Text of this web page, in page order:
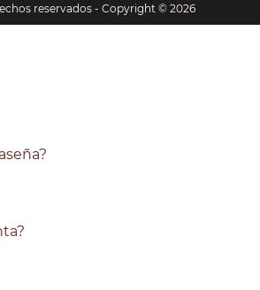
reservados - Copyright © 2026